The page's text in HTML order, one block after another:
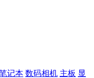
记本 数码相机 主板 显